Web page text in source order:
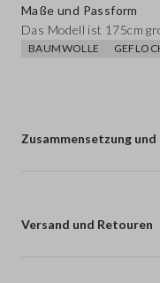
Maße und Passform
Das Modell ist 175cm
BAUMWOLLE
Zusammensetzung und
Versand und Retouren